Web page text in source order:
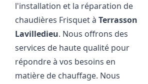
l'installation et la réparation de
chaudières Frisquet àTerrasson
Lavilledieu. Nous offrons des
services de haute qualité pour
répondre à vos besoins en
matière de chauffage. Nous